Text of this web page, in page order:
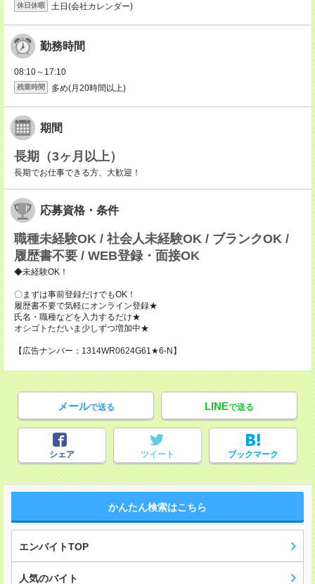
休日休暇 土日(会社カレンダー)
勤務時間
08:10～17:10
残業時間 多め(月20時間以上)
期間
長期（3ヶ月以上）
長期でお仕事できる方、大歓迎！
応募資格・条件
職種未経験OK / 社会人未経験OK / ブランクOK /
履歴書不要 / WEB登録・面接OK
◆未経験OK！
〇まずは事前登録だけでもOK！
履歴書不要で気軽にオンライン登録★
氏名・職種などを入力するだけ★
オシゴトただいま少しずつ増加中★
【広告ナンバー：1314WR0624G61★6-N】
メールで送る LINEで送る
シェア ツイート ブックマーク
かんたん検索はこちら
エンバイトTOP
人気のバイト